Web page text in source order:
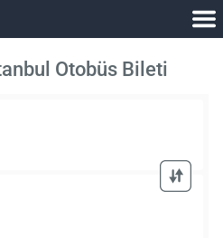
Otobüs Bileti